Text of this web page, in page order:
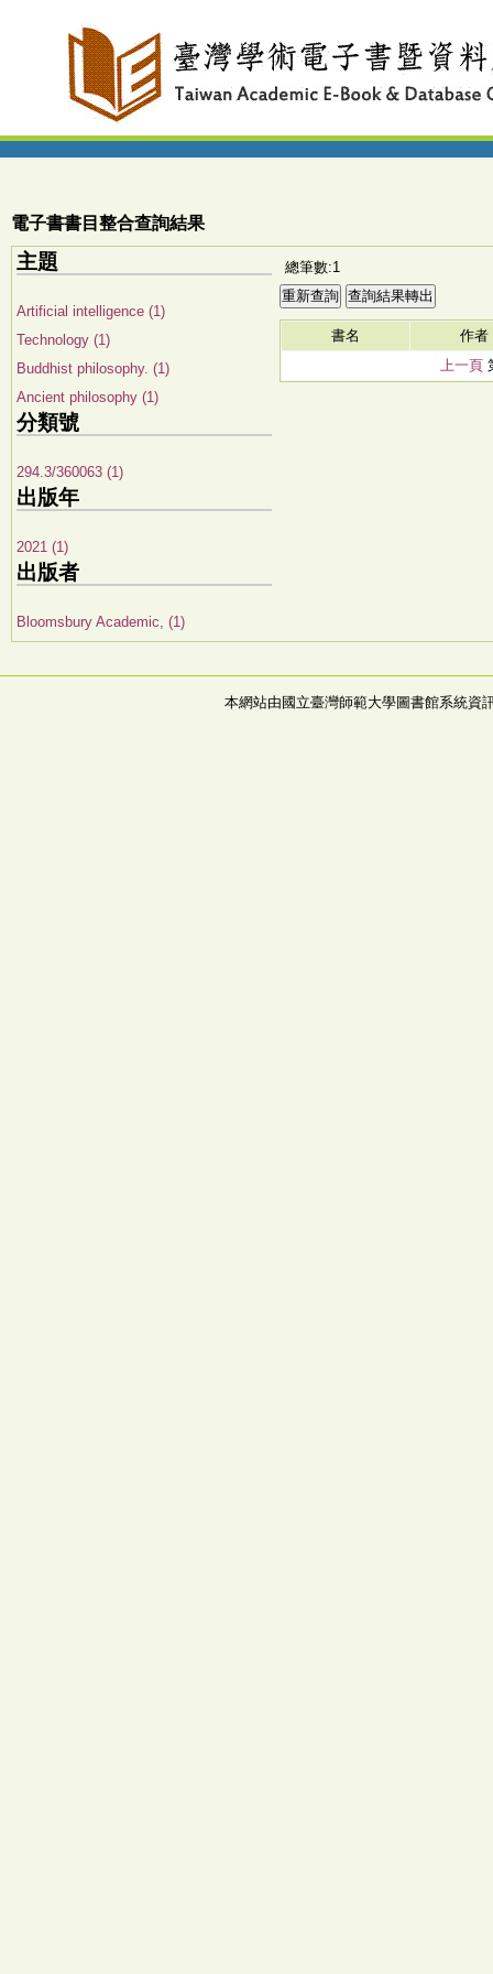
電子書書目整合查詢結果
主題
Artificial intelligence (1)
Technology (1)
Buddhist philosophy. (1)
Ancient philosophy (1)
分類號
294.3/360063 (1)
出版年
2021 (1)
出版者
Bloomsbury Academic, (1)
總筆數:1
書名
作者
上一頁
本網站由國立臺灣師範大學圖書館系統資